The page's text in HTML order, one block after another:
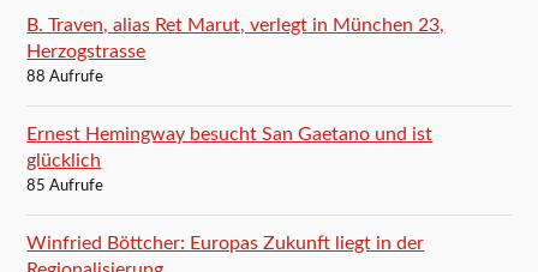
B. Traven, alias Ret Marut, verlegt in München 23,
Herzogstrasse
88 Aufrufe
Ernest Hemingway besucht San Gaetano und ist
glücklich
85 Aufrufe
Winfried Böttcher: Europas Zukunft liegt in der